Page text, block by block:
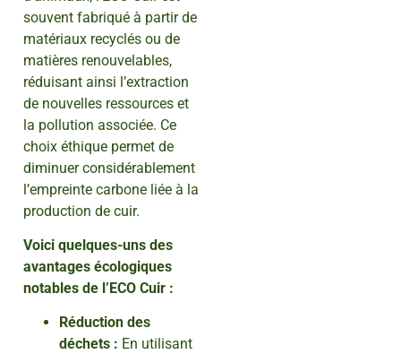
souvent fabriqué à partir de
matériaux recyclés ou de
matières renouvelables,
réduisant ainsi l’extraction
de nouvelles ressources et
la pollution associée. Ce
choix éthique permet de
diminuer considérablement
l’empreinte carbone liée à la
production de cuir.
Voici quelques-uns des
avantages écologiques
notables de l’ECO Cuir :
Réduction des
déchets : En utilisant